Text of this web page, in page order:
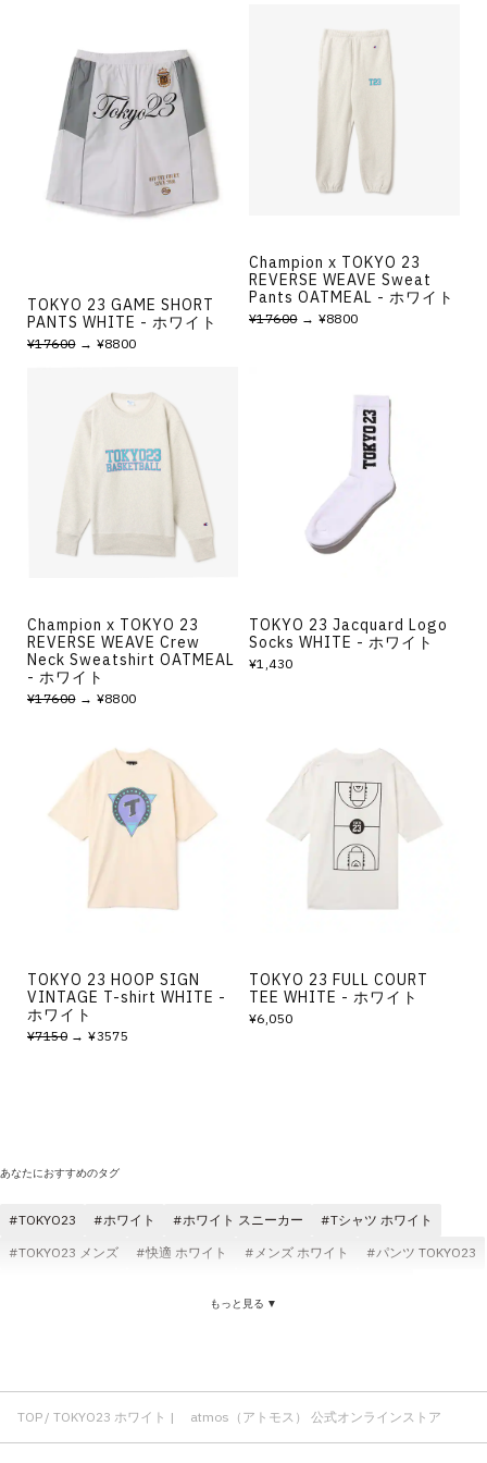
TOKYO 23 GAME SHORT
PANTS WHITE - ホワイト
¥17600→ ¥8800
Champion x TOKYO 23
REVERSE WEAVE Sweat
Pants OATMEAL - ホワイト
¥17600→ ¥8800
Champion x TOKYO 23
REVERSE WEAVE Crew
Neck Sweatshirt OATMEAL
- ホワイト
¥17600→ ¥8800
TOKYO 23 Jacquard Logo
Socks WHITE - ホワイト
¥1,430
TOKYO 23 HOOP SIGN
VINTAGE T-shirt WHITE -
ホワイト
¥7150 → ¥3575
TOKYO 23 FULL COURT
TEE WHITE - ホワイト
¥6,050
あなたにおすすめのタグ
TOKYO23 ホワイト ホワイト スニーカー
Tシャツ ホワイト
TOKYO23 メンズ
快適 ホワイト メンズ ホワイト
パンツ TOKYO23
TOKYO23 ショートスリーブ(半袖)
TOKYO23 刺繍
もっと見る ▼
TOP TOKYO23 ホワイト | atmos（アトモス） 公式オンラインストア